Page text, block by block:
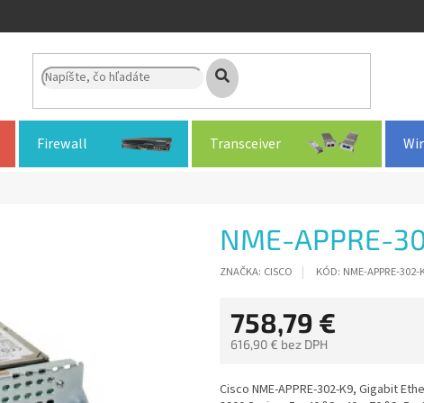
Firewall Transceiver
NME-APPRE-
ZNAČKA: CISCO KÓD: NME-APPRE-302-
758,79 €
616,90 € bez DPH
cena:
Cisco NME-APPRE-302-K9, Gigabit